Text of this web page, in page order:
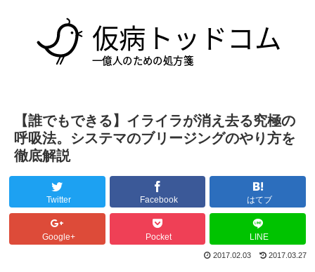
【誰でもできる】イライラが消え去る究極の
呼吸法。システマのブリージングのやり方を
徹底解説
Twitter Facebook はてブ
Google+ Pocket LINE
2017.02.03 2017.03.27